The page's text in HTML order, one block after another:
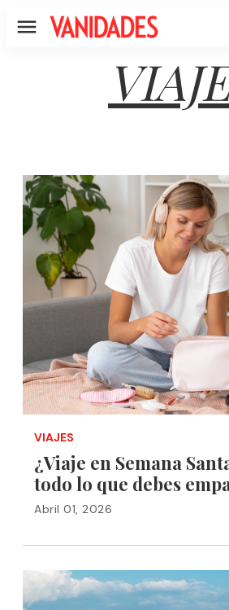
Menú
VIAJES
¿Viaje en Semana
todo lo que debes
Abril 01, 2026